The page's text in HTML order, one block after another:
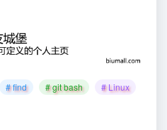
# find # git bash
# Linux